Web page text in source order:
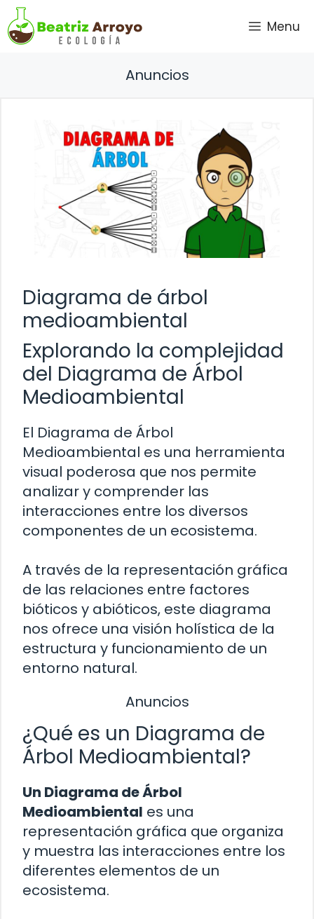
Saltar
al
contenido
Menu
Anuncios
Diagrama de árbol
medioambiental
Explorando la complejidad
del Diagrama de Árbol
Medioambiental
El Diagrama de Árbol
Medioambiental es una herramienta
visual poderosa que nos permite
analizar y comprender las
interacciones entre los diversos
componentes de un ecosistema.
A través de la representación gráfica
de las relaciones entre factores
bióticos y abióticos, este diagrama
nos ofrece una visión holística de la
estructura y funcionamiento de un
entorno natural.
Anuncios
¿Qué es un Diagrama de
Árbol Medioambiental?
Un Diagrama de Árbol
Medioambiental es una
representación gráfica que organiza
y muestra las interacciones entre los
diferentes elementos de un
ecosistema.